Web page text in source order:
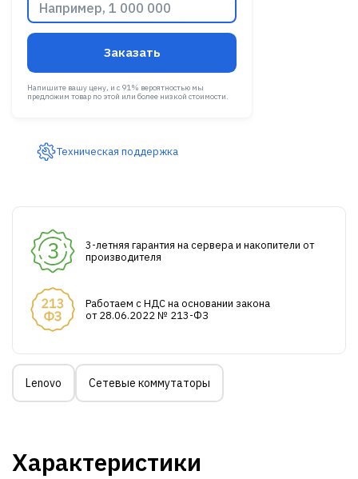
Заказать
Напишите вашу цену, и с 91% вероятностью мы
предложим товар по этой или более низкой стоимости.
Техническая поддержка
3-летняя гарантия на сервера и накопители от
производителя
Работаем с НДС на основании закона
от 28.06.2022 № 213-ФЗ
Lenovo Сетевые коммутаторы
Характеристики